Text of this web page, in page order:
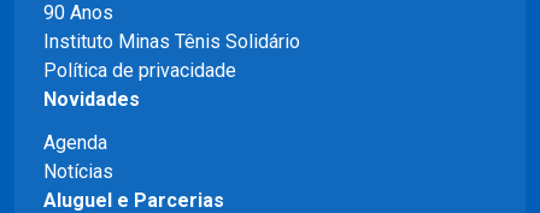
90 Anos
Instituto Minas Tênis Solidário
Política de privacidade
Novidades
Agenda
Notícias
Aluguel e Parcerias